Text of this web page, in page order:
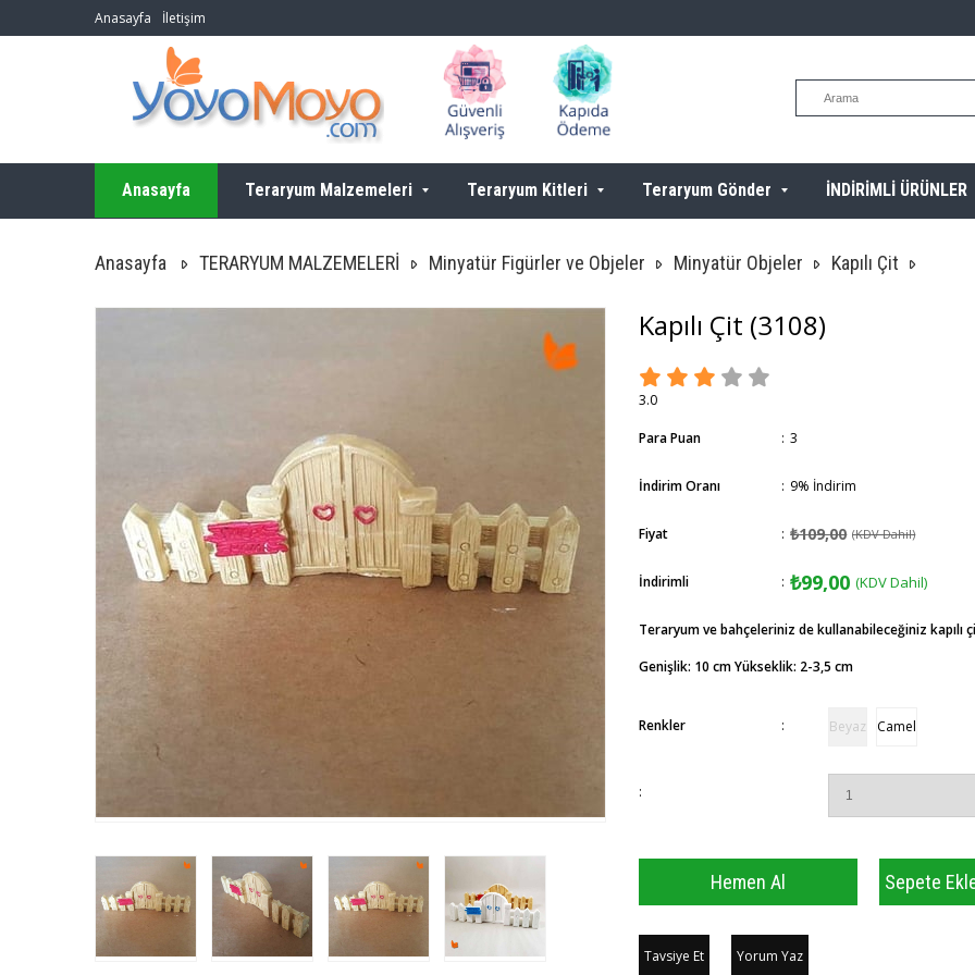
Anasayfa İletişim
Anasayfa Teraryum Malzemeleri Teraryum Kitleri Teraryum Gönder İNDİRİMLİ ÜRÜNLER
Anasayfa TERARYUM MALZEMELERİ Minyatür Figürler ve Objeler Minyatür Objeler Kapılı Çit
Kapılı Çit (3108)
3.0
Para Puan : 3
İndirim Oranı : %
9 İndirim
Fiyat : ₺109,00 (KDV Dahil)
İndirimli : ₺99,00 (KDV Dahil)
Teraryum ve bahçeleriniz de kullanabileceğiniz kapılı
Genişlik: 10 cm Yükseklik: 2-3,5 cm
Renkler : Beyaz Camel
:
Tavsiye Et Yorum Yaz